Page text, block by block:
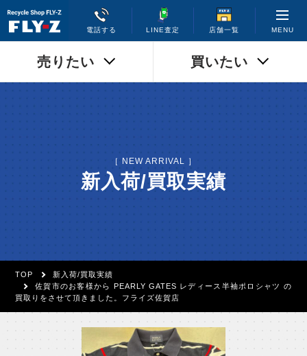
電話する LINE査定 店舗一覧 MENU
売りたい 買いたい
［ NEW ARRIVAL ］
新入荷/買取実績
TOP
新入荷/買取実績
佐賀市のお客様から PEARLY GATES レディース半袖ポロシャツ の
買取りをさせて頂きました。フライズ佐賀店